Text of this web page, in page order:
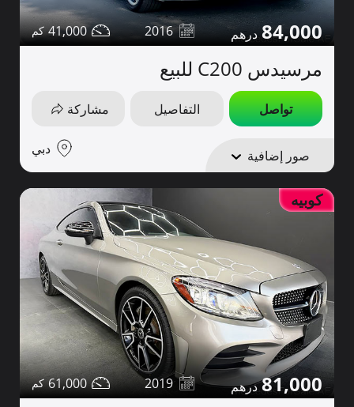
84,000
2016
41,000
مرسيدس C200 للبيع
تواصل التفاصيل مشاركة
صور إضافية دبي
كوبيه
81,000
2019
61,000